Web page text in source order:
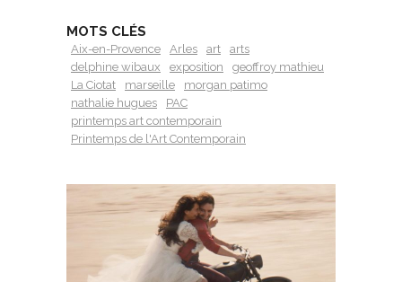
MOTS CLÉS
Aix-en-Provence Arles art
arts
delphine wibaux
exposition
geoffroy mathieu
La Ciotat
marseille
morgan patimo
nathalie hugues
PAC
printemps art contemporain
Printemps de l'Art Contemporain